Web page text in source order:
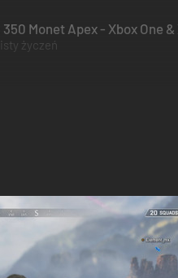
Monet Apex - Xbox One &
życzeń